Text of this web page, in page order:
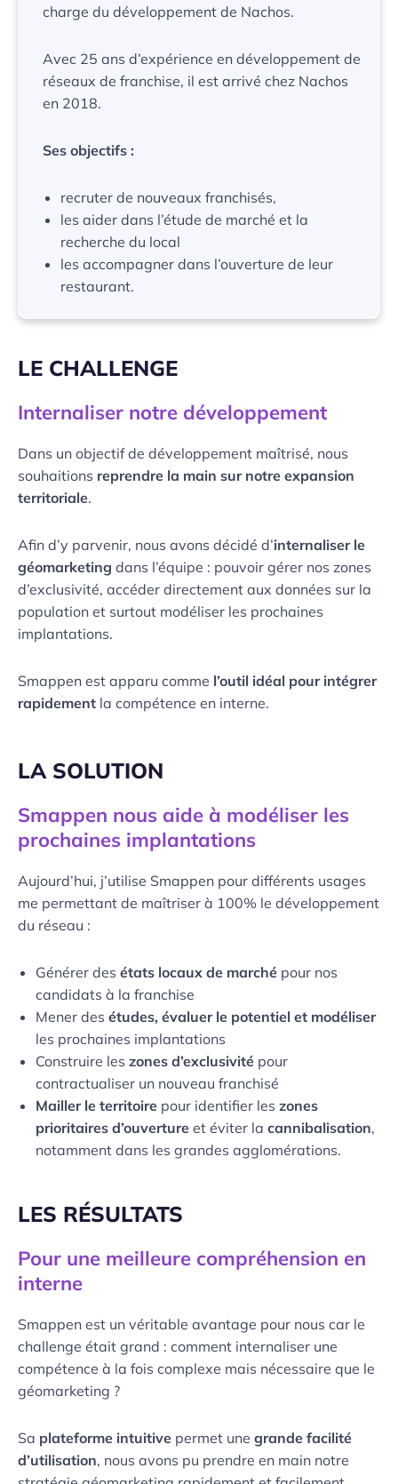
charge du développement de Nachos.
Avec 25 ans d’expérience en développement de
réseaux de franchise, il est arrivé chez Nachos
en 2018.
Ses objectifs :
recruter de nouveaux franchisés,
les aider dans l’étude de marché et la
recherche du local
les accompagner dans l’ouverture de leur
restaurant.
LE CHALLENGE
Internaliser notre développement
Dans un objectif de développement maîtrisé, nous
souhaitions reprendre la main sur notre expansion
territoriale.
Afin d’y parvenir, nous avons décidé d’internaliser le
géomarketing dans l’équipe : pouvoir gérer nos zones
d’exclusivité, accéder directement aux données sur la
population et surtout modéliser les prochaines
implantations.
Smappen est apparu comme l’outil idéal pour intégrer
rapidement la compétence en interne.
LA SOLUTION
Smappen nous aide à modéliser les
prochaines implantations
Aujourd’hui, j’utilise Smappen pour différents usages
me permettant de maîtriser à 100% le développement
du réseau :
Générer des états locaux de marché pour nos
candidats à la franchise
Mener des études, évaluer le potentiel et modéliser
les prochaines implantations
Construire les zones d’exclusivité pour
contractualiser un nouveau franchisé
Mailler le territoire pour identifier les zones
prioritaires d’ouverture et éviter la cannibalisation,
notamment dans les grandes agglomérations.
LES RÉSULTATS
Pour une meilleure compréhension en
interne
Smappen est un véritable avantage pour nous car le
challenge était grand : comment internaliser une
compétence à la fois complexe mais nécessaire que le
géomarketing ?
Sa plateforme intuitive permet une grande facilité
d’utilisation, nous avons pu prendre en main notre